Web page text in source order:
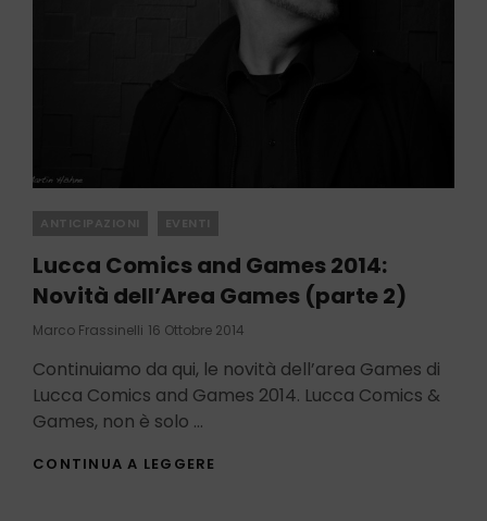
Lucca Comics and Games 2014:
Novità dell’Area Games (parte 2)
Marco Frassinelli Posted
16 Ottobre 2014
Continuiamo da qui, le novità dell’area Games di
Lucca Comics and Games 2014. Lucca Comics &
Games, non è solo …
CONTINUA A LEGGERE